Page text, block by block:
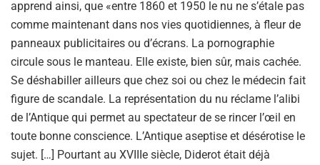
apprend ainsi, que «entre 1860 et 1950 le nu ne s’étale pas
comme maintenant dans nos vies quotidiennes, à fleur de
panneaux publicitaires ou d’écrans. La pornographie
circule sous le manteau. Elle existe, bien sûr, mais cachée.
Se déshabiller ailleurs que chez soi ou chez le médecin fait
figure de scandale. La représentation du nu réclame l’alibi
de l’Antique qui permet au spectateur de se rincer l’œil en
toute bonne conscience. L’Antique aseptise et désérotise le
sujet. […] Pourtant au XVIIIe siècle, Diderot était déjà